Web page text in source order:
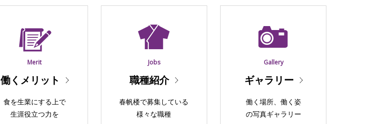
Merit
働くメリット
食を生業にする上で
生涯役立つ力を
Jobs
職種紹介
春帆楼で募集している
様々な職種
Gallery
ギャラリー
働く場所、働く姿
の写真ギャラリー